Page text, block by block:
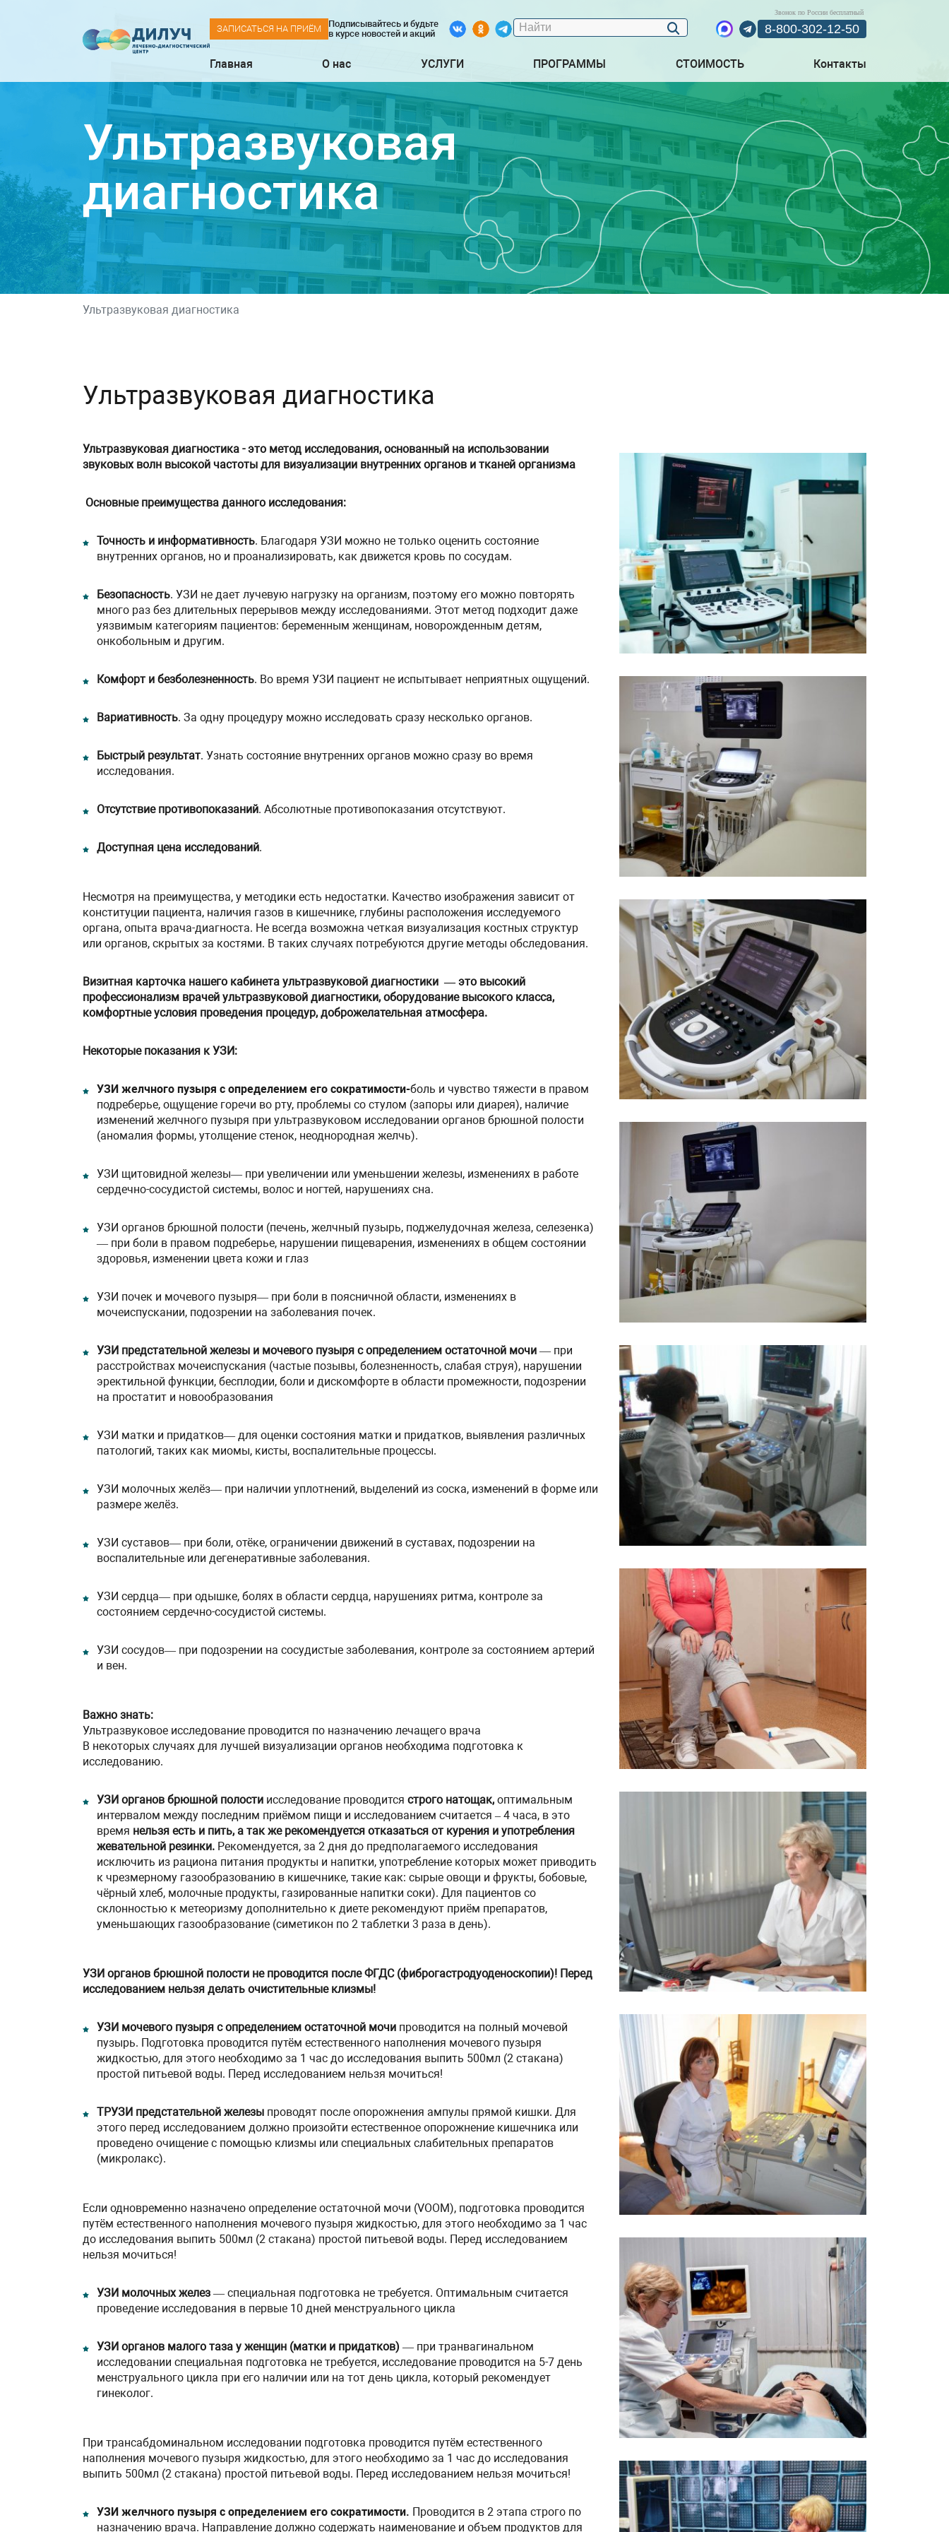
ЗАПИСАТЬСЯ НА ПРИЁМ
Подписывайтесь и будьте
в курсе новостей и акций
Звонок по России бесплатный
8-800-302-12-50
Главная О нас УСЛУГИ ПРОГРАММЫ СТОИМОСТЬ Контакты
Ультразвуковая
диагностика
Ультразвуковая диагностика
Ультразвуковая диагностика
Ультразвуковая диагностика - это метод исследования, основанный на использовании
звуковых волн высокой частоты для визуализации внутренних органов и тканей организма
Основные преимущества данного исследования:
Точность и информативность. Благодаря УЗИ можно не только оценить состояние
внутренних органов, но и проанализировать, как движется кровь по сосудам.
Безопасность. УЗИ не дает лучевую нагрузку на организм, поэтому его можно повторять
много раз без длительных перерывов между исследованиями. Этот метод подходит даже
уязвимым категориям пациентов: беременным женщинам, новорожденным детям,
онкобольным и другим.
Комфорт и безболезненность. Во время УЗИ пациент не испытывает неприятных ощущений.
Вариативность. За одну процедуру можно исследовать сразу несколько органов.
Быстрый результат. Узнать состояние внутренних органов можно сразу во время
исследования.
Отсутствие противопоказаний. Абсолютные противопоказания отсутствуют.
Доступная цена исследований.
Несмотря на преимущества, у методики есть недостатки. Качество изображения зависит от
конституции пациента, наличия газов в кишечнике, глубины расположения исследуемого
органа, опыта врача-диагноста. Не всегда возможна четкая визуализация костных структур
или органов, скрытых за костями. В таких случаях потребуются другие методы обследования.
Визитная карточка нашего кабинета ультразвуковой диагностики — это высокий
профессионализм врачей ультразвуковой диагностики, оборудование высокого класса,
комфортные условия проведения процедур, доброжелательная атмосфера.
Некоторые показания к УЗИ:
УЗИ желчного пузыря с определением его сократимости-боль и чувство тяжести в правом
подреберье, ощущение горечи во рту, проблемы со стулом (запоры или диарея), наличие
изменений желчного пузыря при ультразвуковом исследовании органов брюшной полости
(аномалия формы, утолщение стенок, неоднородная желчь).
УЗИ щитовидной железы— при увеличении или уменьшении железы, изменениях в работе
сердечно-сосудистой системы, волос и ногтей, нарушениях сна.
УЗИ органов брюшной полости (печень, желчный пузырь, поджелудочная железа, селезенка)
— при боли в правом подреберье, нарушении пищеварения, изменениях в общем состоянии
здоровья, изменении цвета кожи и глаз
УЗИ почек и мочевого пузыря— при боли в поясничной области, изменениях в
мочеиспускании, подозрении на заболевания почек.
УЗИ предстательной железы и мочевого пузыря с определением остаточной мочи — при
расстройствах мочеиспускания (частые позывы, болезненность, слабая струя), нарушении
эректильной функции, бесплодии, боли и дискомфорте в области промежности, подозрении
на простатит и новообразования
УЗИ матки и придатков— для оценки состояния матки и придатков, выявления различных
патологий, таких как миомы, кисты, воспалительные процессы.
УЗИ молочных желёз— при наличии уплотнений, выделений из соска, изменений в форме или
размере желёз.
УЗИ суставов— при боли, отёке, ограничении движений в суставах, подозрении на
воспалительные или дегенеративные заболевания.
УЗИ сердца— при одышке, болях в области сердца, нарушениях ритма, контроле за
состоянием сердечно-сосудистой системы.
УЗИ сосудов— при подозрении на сосудистые заболевания, контроле за состоянием артерий
и вен.
Важно знать:
Ультразвуковое исследование проводится по назначению лечащего врача
В некоторых случаях для лучшей визуализации органов необходима подготовка к
исследованию.
УЗИ органов брюшной полости исследование проводится строго натощак, оптимальным
интервалом между последним приёмом пищи и исследованием считается – 4 часа, в это
время нельзя есть и пить, а так же рекомендуется отказаться от курения и употребления
жевательной резинки. Рекомендуется, за 2 дня до предполагаемого исследования
исключить из рациона питания продукты и напитки, употребление которых может приводить
к чрезмерному газообразованию в кишечнике, такие как: сырые овощи и фрукты, бобовые,
чёрный хлеб, молочные продукты, газированные напитки соки). Для пациентов со
склонностью к метеоризму дополнительно к диете рекомендуют приём препаратов,
уменьшающих газообразование (симетикон по 2 таблетки 3 раза в день).
УЗИ органов брюшной полости не проводится после ФГДС (фиброгастродуоденоскопии)! Перед
исследованием нельзя делать очистительные клизмы!
УЗИ мочевого пузыря с определением остаточной мочи проводится на полный мочевой
пузырь. Подготовка проводится путём естественного наполнения мочевого пузыря
жидкостью, для этого необходимо за 1 час до исследования выпить 500мл (2 стакана)
простой питьевой воды. Перед исследованием нельзя мочиться!
ТРУЗИ предстательной железы проводят после опорожнения ампулы прямой кишки. Для
этого перед исследованием должно произойти естественное опорожнение кишечника или
проведено очищение с помощью клизмы или специальных слабительных препаратов
(микролакс).
Если одновременно назначено определение остаточной мочи (VООМ), подготовка проводится
путём естественного наполнения мочевого пузыря жидкостью, для этого необходимо за 1 час
до исследования выпить 500мл (2 стакана) простой питьевой воды. Перед исследованием
нельзя мочиться!
УЗИ молочных желез — специальная подготовка не требуется. Оптимальным считается
проведение исследования в первые 10 дней менструального цикла
УЗИ органов малого таза у женщин (матки и придатков) — при транвагинальном
исследовании специальная подготовка не требуется, исследование проводится на 5-7 день
менструального цикла при его наличии или на тот день цикла, который рекомендует
гинеколог.
При трансабдоминальном исследовании подготовка проводится путём естественного
наполнения мочевого пузыря жидкостью, для этого необходимо за 1 час до исследования
выпить 500мл (2 стакана) простой питьевой воды. Перед исследованием нельзя мочиться!
УЗИ желчного пузыря с определением его сократимости. Проводится в 2 этапа строго по
назначению врача. Направление должно содержать наименование и объем продуктов для